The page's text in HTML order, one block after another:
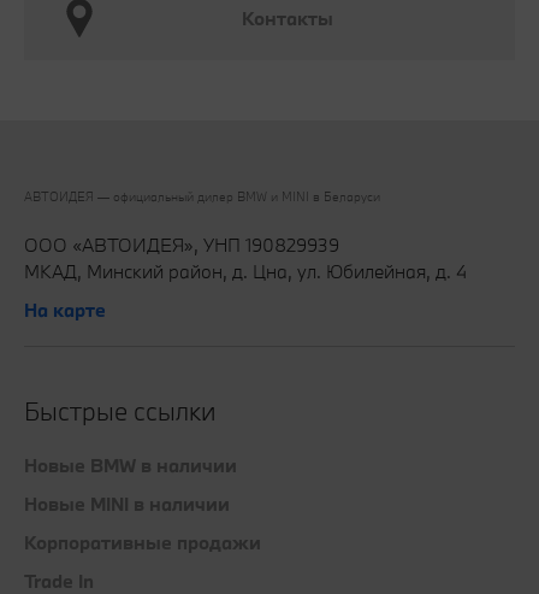
Контакты
АВТОИДЕЯ — официальный дилер BMW и MINI в Беларуси‎
ООО «АВТОИДЕЯ», УНП 190829939
МКАД, Минский район, д. Цна, ул. Юбилейная, д. 4
На карте
Быстрые ссылки
Новые BMW в наличии
Новые MINI в наличии
Корпоративные продажи
Trade In